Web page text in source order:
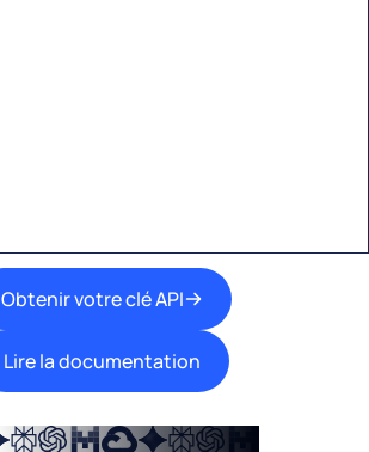
Obtenir votre clé API
Lire la documentation